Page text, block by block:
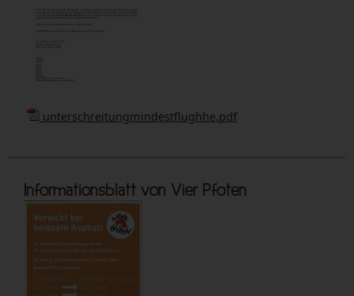
unterschreitungmindestflughhe.pdf
Informationsblatt von Vier Pfoten